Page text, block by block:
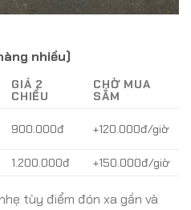
nhiều)
GIÁ 2
CHIỀU
CHỜ MUA
SẮM
900.000đ +120.000đ/giờ
1.200.000đ +150.000đ/giờ
tùy điểm đón xa gần và